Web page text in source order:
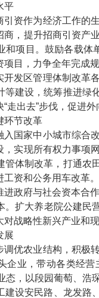
平
引资作为经济工作的
，提升招商引资产
项目。鼓励各载体
目，力争全年完成
开发区管理体制改革
建设，统筹推进绿
走出去”步伐，促进
环节改革
入国家中小城市综合
实现所有权力事项
体制改革，打通农
工资和公务用车改革。
进政府与社会资本合
。扩大养老院公建
战略性新兴产业和
展
调优农业结构，积极
企业，带动各类经
态，以段园葡萄、
建设安民路、龙发路